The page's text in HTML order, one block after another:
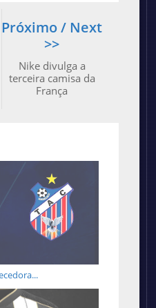
Próximo / Next
>>
Nike divulga a
terceira camisa da
França